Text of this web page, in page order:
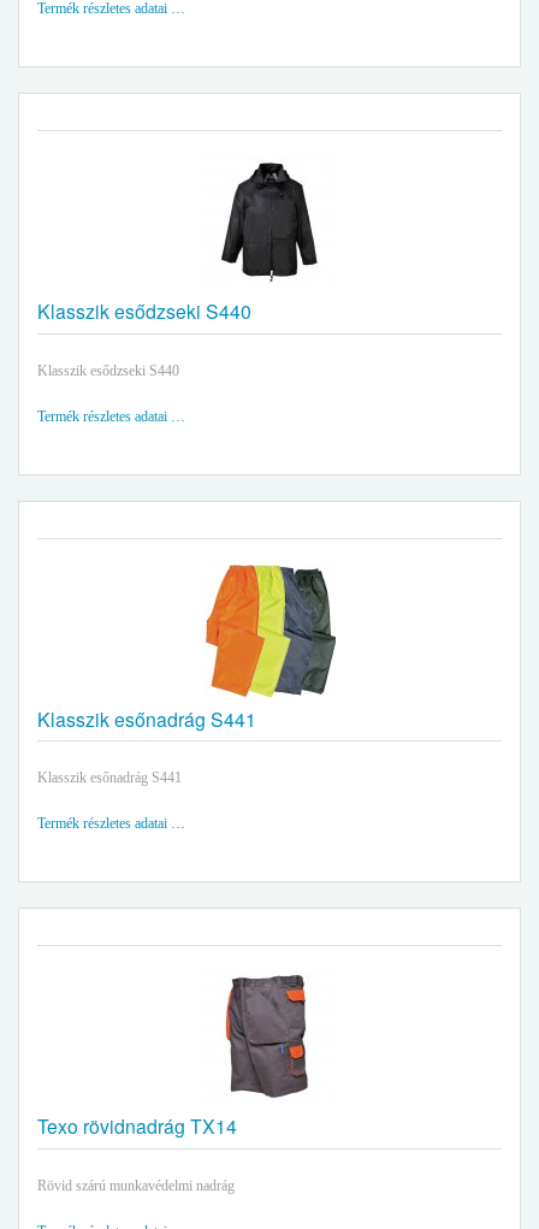
Termék részletes adatai …
Klasszik esődzseki S440
Klasszik esődzseki S440
Termék részletes adatai …
Klasszik esőnadrág S441
Klasszik esőnadrág S441
Termék részletes adatai …
Texo rövidnadrág TX14
Rövid szárú munkavédelmi nadrág